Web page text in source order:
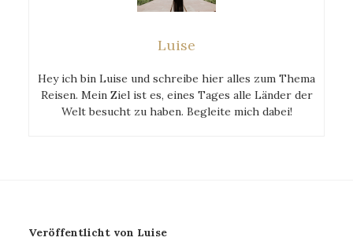
Luise
Hey ich bin Luise und schreibe hier alles zum Thema
Reisen. Mein Ziel ist es, eines Tages alle Länder der
Welt besucht zu haben. Begleite mich dabei!
Veröffentlicht von Luise